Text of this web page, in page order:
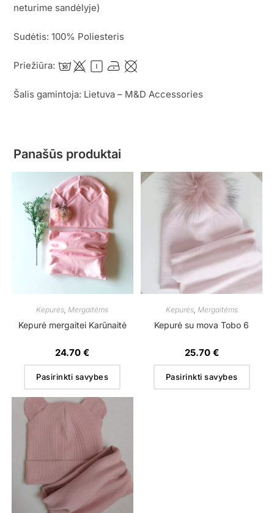
neturime sandėlyje)
Sudėtis: 100% Poliesteris
Priežiūra:
Šalis gamintoja: Lietuva – M&D Accessories
Panašūs produktai
Kepurės Mergaitėms
Kepurė mergaitei Karūnaitė
24.70€
Pasirinkti savybes
Kepurės, Mergaitėms
Kepurė su mova Tobo 6
25.70 €
Pasirinkti savybes